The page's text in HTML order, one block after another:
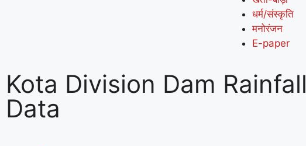
धर्म/संस्कृति
मनोरंजन
E-paper
Kota Division Dam Rainfall
Data